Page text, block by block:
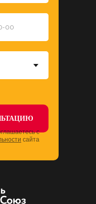
с
сайта